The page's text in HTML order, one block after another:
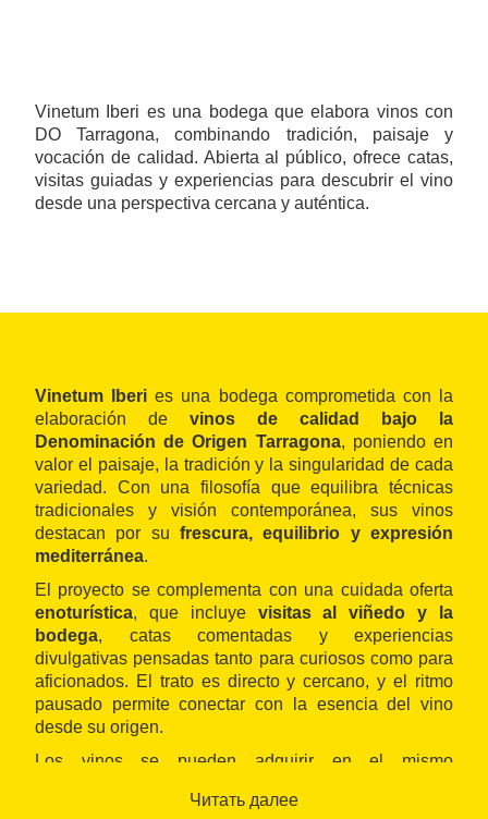
Vinetum Iberi es una bodega que elabora vinos con
DO Tarragona, combinando tradición, paisaje y
vocación de calidad. Abierta al público, ofrece catas,
visitas guiadas y experiencias para descubrir el vino
desde una perspectiva cercana y auténtica.
Vinetum Iberi es una bodega comprometida con la
elaboración de vinos de calidad bajo la
Denominación de Origen Tarragona, poniendo en
valor el paisaje, la tradición y la singularidad de cada
variedad. Con una filosofía que equilibra técnicas
tradicionales y visión contemporánea, sus vinos
destacan por su frescura, equilibrio y expresión
mediterránea.
El proyecto se complementa con una cuidada oferta
enoturística, que incluye visitas al viñedo y la
bodega, catas comentadas y experiencias
divulgativas pensadas tanto para curiosos como para
aficionados. El trato es directo y cercano, y el ritmo
pausado permite conectar con la esencia del vino
desde su origen.
Los vinos se pueden adquirir en el mismo
la autenticidad, el entorno y el saber de una bodega a
Читать далее